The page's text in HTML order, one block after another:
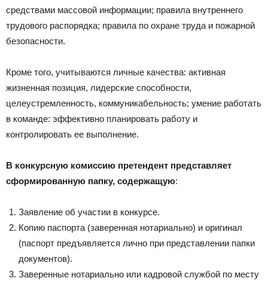
средствами массовой информации; правила внутреннего
трудового распорядка; правила по охране труда и пожарной
безопасности.
Кроме того, учитываются личные качества: активная
жизненная позиция, лидерские способности,
целеустремленность, коммуникабельность; умение работать
в команде: эффективно планировать работу и
контролировать ее выполнение.
В конкурсную комиссию претендент представляет
сформированную папку, содержащую:
Заявление об участии в конкурсе.
Копию паспорта (заверенная нотариально) и оригинал
(паспорт предъявляется лично при представлении папки
документов).
Заверенные нотариально или кадровой службой по месту